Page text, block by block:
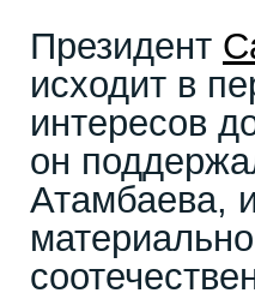
Президент
исходит в
интересов
он
Атамбаева,